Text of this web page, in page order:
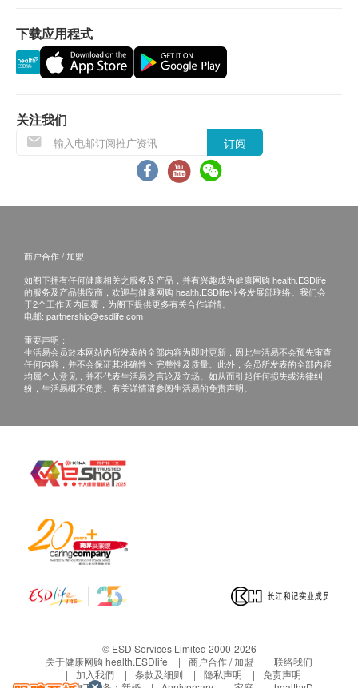
自取／安排速递公司：于办公时间到圣基道总办事处自
取礼盒／套装。 办事处地址：香港北角百福道21号香
港青年协会大厦15楼(鲗鱼涌港铁站C出口) 办公时间：
逢星期一至五上午9时至下午1时及下午2时至5时45分
领取方法：
免费送货：HK$2,000或以上(商业区办公地址)
由圣基道儿童院寄上朱古力券
所有货品数量有限，售完即止。
减税款。扣减税款不适用于购买朱古力。
您的个人资料绝对保密，只用作邀请参与活动、通讯、
筹募、义工招募及收集意见之用途。如 阁下未有表明不
同意，圣基道儿童院将假定 阁下接受圣基道向 阁下发
出上述资讯，直至另行通知。如不同意，请致电2520
1056／3756 4488与圣基道职员联络。
health.ESDlife现金券及推广优惠码均不能使用*
下载应用程式
关注我们
订阅
商户合作 / 加盟
如阁下拥有任何健康相关之服务及产品，并有兴趣成为健康网购 health.ESDlife
的服务及产品供应商，欢迎与健康网购 health.ESDlife业务发展部联络。我们会
于2个工作天内回覆，为阁下提供更多有关合作详情。
电邮: partnership@esdlife.com
重要声明：
生活易会员於本网站内所发表的全部内容为即时更新，因此生活易不会预先审查
任何内容，并不会保证其准确性丶完整性及质量。此外，会员所发表的全部内容
均属个人意见，并不代表生活易之言论及立场。如从而引起任何损失或法律纠
纷，生活易概不负责。有关详情请参阅生活易的免责声明。
© ESD Services Limited 2000-2026
关于健康网购 health.ESDlife
商户合作 / 加盟
联络我们
加入我們
条款及细则 隐私声明
免责声明